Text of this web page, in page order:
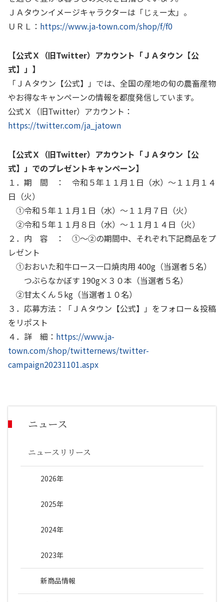
ＪＡタウンイメージキャラクターは「じぇー太」。
ＵＲＬ： https://www.ja-town.com/shop/f/f0
【公式Ｘ（旧Twitter）アカウント「ＪＡタウン【公
式】」】
「ＪＡタウン【公式】」では、全国の産地の旬の農畜産物
やお得なキャンペーンの情報を都度発信しています。
公式Ｘ（旧Twitter）アカウント：
https://twitter.com/ja_jatown
【公式Ｘ（旧Twitter）アカウント「ＪＡタウン【公
式】」でのプレゼントキャンペーン】
１．期 間 ： 令和５年１１月１日（水）～１１月１４
日（火）
①令和５年１１月１日（水）～１１月７日（火）
②令和５年１１月８日（水）～１１月１４日（火）
２．内 容 ： ①～②の期間中、それぞれ下記商品をプ
レゼント
①おおいた和牛ロース一口焼肉用 400g （当選者５名）
つぶらなかぼす 190g×３０本（当選者５名）
②甘太くん５kg （当選者１０名）
３．応募方法：「ＪＡタウン【公式】」をフォロー＆投稿
をリポスト
４．詳 細： https://www.ja-
town.com/shop/twitternews/twitter-
campaign20231101.aspx
ニュース
ニュースリリース
2026年
2025年
2024年
2023年
新商品情報